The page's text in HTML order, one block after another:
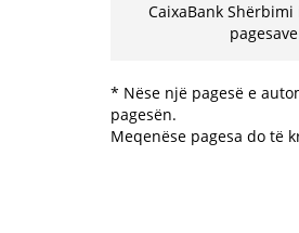
CaixaBank
pagesave
* Nëse një pagesë e
pagesën.
Meqenëse pagesa do të